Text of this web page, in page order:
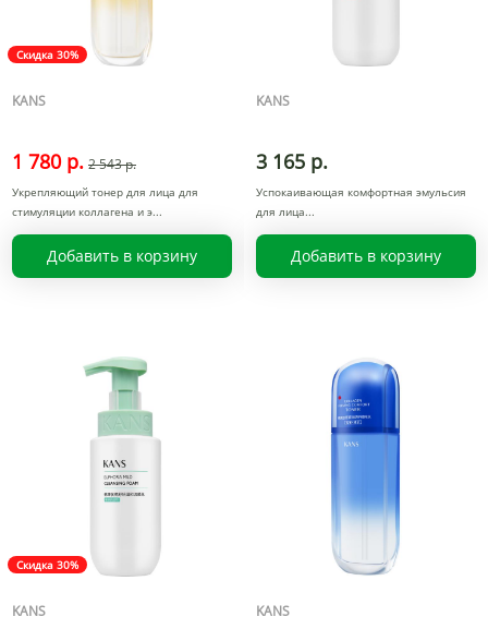
Скидка 30%
KANS
1 780 р. 2 543 р.
Укрепляющий тонер для лица для
стимуляции коллагена и э
Добавить в корзину
KANS
3 165 р.
Успокаивающая комфортная эмульсия
для лица
Добавить в корзину
Скидка 30%
KANS KANS